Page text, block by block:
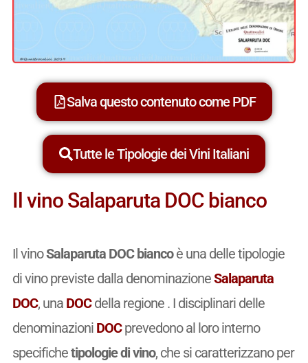
Salva questo contenuto come PDF
Tutte le Tipologie dei Vini Italiani
Il vino Salaparuta DOC bianco
Il vinoSalaparuta DOC biancoè una delle tipologie
di vino previste dalla denominazioneSalaparuta
DOC, una DOCdella regione . I disciplinari delle
denominazioni DOCprevedono al loro interno
specifichetipologie di vino, che si caratterizzano per